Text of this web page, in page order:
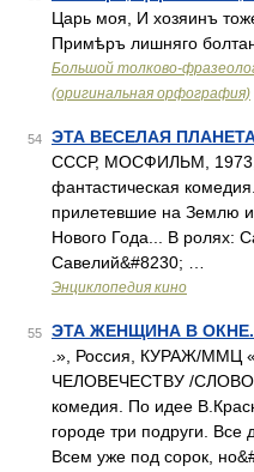
Царь моя, И хозяинъ
Примѣръ лишняго
Большой толково-
(оригинальная орфография)
54 ЭТА ВЕСЕЛАЯ
СССР, МОСФИЛЬМ, 1973,
фантастическая
прилетевшие на Землю
Нового Года... В ролях:
Савелий&#8230; …
Энциклопедия кино
55 ЭТА ЖЕНЩИНА В ОКНЕ.
.», Россия, КУРАЖ/
ЧЕЛОВЕЧЕСТВУ /СЛОВО,
комедия. По идее
городе три подруги.
Всем уже под сорок,